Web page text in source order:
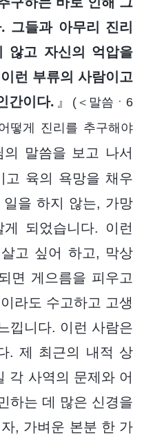
그들과 아무리 진리
않고 자신의 억압을
런 부류의 사람이고
간이다. 』 (＜말씀ㆍ6
게 진리를 추구해야
의 말씀을 보고 나서
고 육의 욕망을 채우
을 하지 않는, 가망
되었습니다. 이런
고 싶어 하고, 막상
면 게으름을 피우고
라도 수고하고 고생
낍니다. 이런 사람은
. 제 최근의 내적 상
각 사역의 문제와 어
하는 데 많은 신경을
, 가벼운 본분 한 가